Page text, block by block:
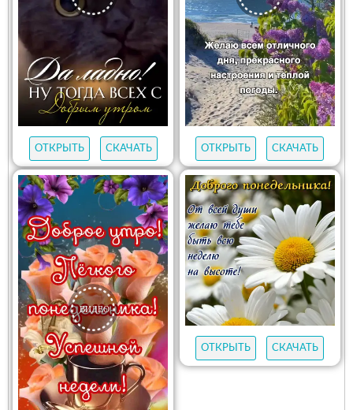
ОТКРЫТЬ СКАЧАТЬ ОТКРЫТЬ СКАЧАТЬ
ОТКРЫТЬ СКАЧАТЬ